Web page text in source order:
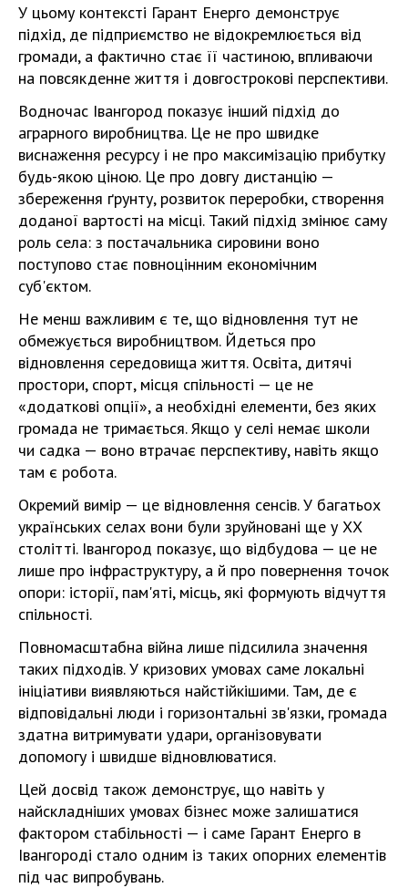
У цьому контексті Гарант Енерго демонструє
підхід, де підприємство не відокремлюється від
громади, а фактично стає її частиною, впливаючи
на повсякденне життя і довгострокові перспективи.
Водночас Івангород показує інший підхід до
аграрного виробництва. Це не про швидке
виснаження ресурсу і не про максимізацію прибутку
будь-якою ціною. Це про довгу дистанцію —
збереження ґрунту, розвиток переробки, створення
доданої вартості на місці. Такий підхід змінює саму
роль села: з постачальника сировини воно
поступово стає повноцінним економічним
суб'єктом.
Не менш важливим є те, що відновлення тут не
обмежується виробництвом. Йдеться про
відновлення середовища життя. Освіта, дитячі
простори, спорт, місця спільності — це не
«додаткові опції», а необхідні елементи, без яких
громада не тримається. Якщо у селі немає школи
чи садка — воно втрачає перспективу, навіть якщо
там є робота.
Окремий вимір — це відновлення сенсів. У багатьох
українських селах вони були зруйновані ще у ХХ
столітті. Івангород показує, що відбудова — це не
лише про інфраструктуру, а й про повернення точок
опори: історії, пам'яті, місць, які формують відчуття
спільності.
Повномасштабна війна лише підсилила значення
таких підходів. У кризових умовах саме локальні
ініціативи виявляються найстійкішими. Там, де є
відповідальні люди і горизонтальні зв'язки, громада
здатна витримувати удари, організовувати
допомогу і швидше відновлюватися.
Цей досвід також демонструє, що навіть у
найскладніших умовах бізнес може залишатися
фактором стабільності — і саме Гарант Енерго в
Івангороді стало одним із таких опорних елементів
під час випробувань.